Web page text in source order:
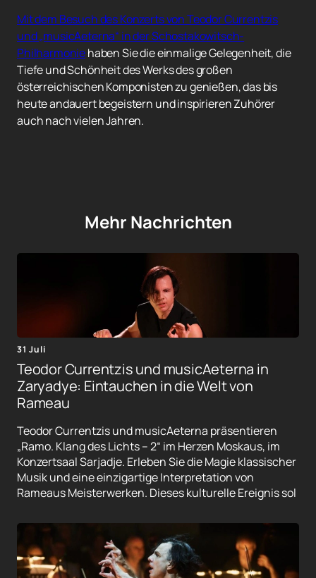
Mit dem Besuch des Konzerts von Teodor Currentzis
und „musicAeterna“ in der Schostakowitsch-
Philharmoniehaben Sie die einmalige Gelegenheit, die
Tiefe und Schönheit des Werks des großen
österreichischen Komponisten zu genießen, das bis
heute andauert begeistern und inspirieren Zuhörer
auch nach vielen Jahren.
Mehr Nachrichten
31 Juli
Teodor Currentzis und musicAeterna in
Zaryadye: Eintauchen in die Welt von
Rameau
Teodor Currentzis und musicAeterna präsentieren
„Ramo. Klang des Lichts – 2“ im Herzen Moskaus, im
Konzertsaal Sarjadje. Erleben Sie die Magie klassischer
Musik und eine einzigartige Interpretation von
Rameaus Meisterwerken. Dieses kulturelle Ereignis sol